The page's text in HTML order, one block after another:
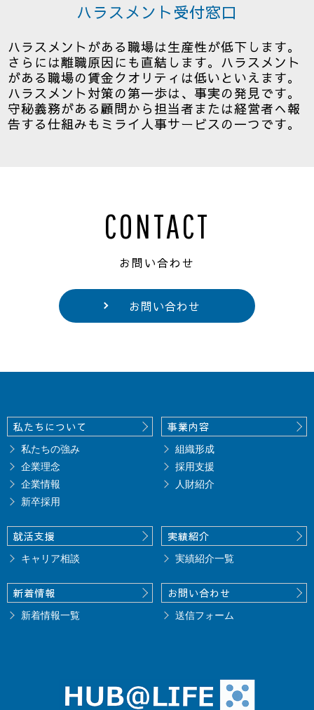
ハラスメント受付窓口
ハラスメントがある職場は生産性が低下します。
さらには離職原因にも直結します。ハラスメント
がある職場の賃金クオリティは低いといえます。
ハラスメント対策の第一歩は、事実の発見です。
守秘義務がある顧問から担当者または経営者へ報
告する仕組みもミライ人事サービスの一つです。
CONTACT
お問い合わせ
お問い合わせ
私たちについて
私たちの強み
企業理念
企業情報
新卒採用
事業内容
組織形成
採用支援
人財紹介
就活支援
キャリア相談
実績紹介
実績紹介一覧
新着情報
新着情報一覧
お問い合わせ
送信フォーム